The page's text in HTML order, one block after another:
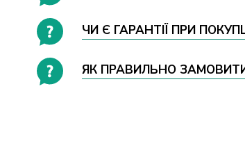
ЧИ Є ГАРАНТІЇ ПРИ
ЯК ПРАВИЛЬНО